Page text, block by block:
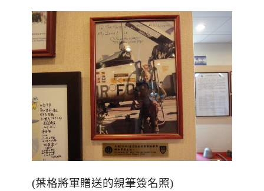
(葉格將軍贈送的親筆簽名照)